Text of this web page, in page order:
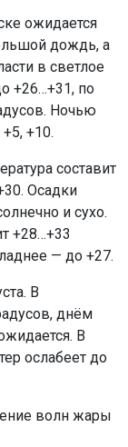
ожидается
дождь, а
в светлое
+26…+31, по
Ночью
+10.
составит
Осадки
и сухо.
+28…+33
— до +27.
В
днём
В
ослабеет до
волн жары